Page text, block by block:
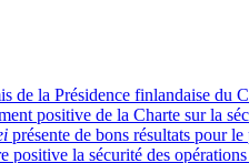
de la Présidence finlandaise du
positive de la Charte sur la
présente de bons résultats pour
positive la sécurité des